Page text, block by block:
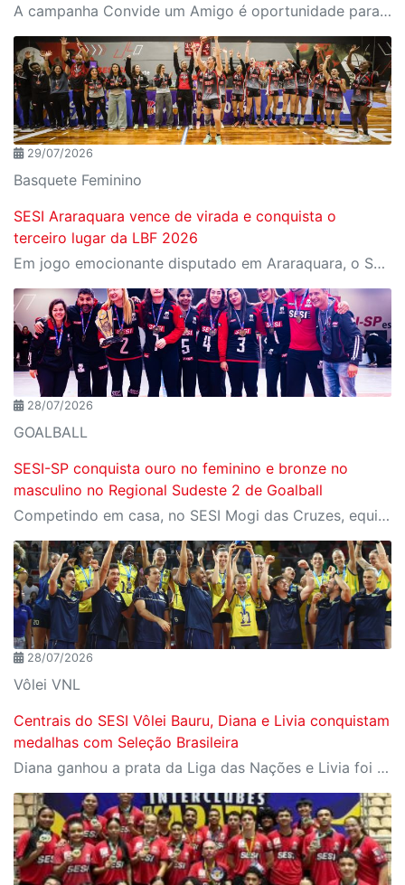
A campanha Convide um Amigo é oportunidade para reunir amigos para aproveitar juntos toda estrutura da unidade SESI-SP mais próxima. Os benefícios para clientes e convidados estão no regulamento
29/07/2026
Basquete Feminino
SESI Araraquara vence de virada e conquista o
terceiro lugar da LBF 2026
Em jogo emocionante disputado em Araraquara, o SESI Araraquara Basquete superou um déficit de quase 20 pontos, contou com o apoio massivo da torcida e derrotou o Cerrado BRB por 77 a 71, conquistando o terceiro lugar da LBF Loterias Caixa 2026
28/07/2026
GOALBALL
SESI-SP conquista ouro no feminino e bronze no
masculino no Regional Sudeste 2 de Goalball
Competindo em casa, no SESI Mogi das Cruzes, equipes do SESI-SP encerram a competição com duas medalhas e reforçam a tradição da instituição entre as principais forças do goalball brasileiro.
28/07/2026
Vôlei VNL
Centrais do SESI Vôlei Bauru, Diana e Livia conquistam
medalhas com Seleção Brasileira
Diana ganhou a prata da Liga das Nações e Livia foi campeã da Copa Sul-Americana com Seleção B